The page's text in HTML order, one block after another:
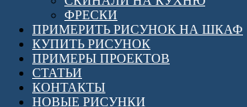
ФРЕСКИ
ПРИМЕРИТЬ РИСУНОК НА ШКАФ
КУПИТЬ РИСУНОК
ПРИМЕРЫ ПРОЕКТОВ
СТАТЬИ
КОНТАКТЫ
НОВЫЕ РИСУНКИ